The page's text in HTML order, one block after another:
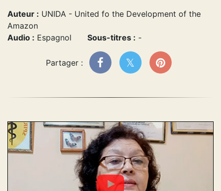
Auteur : UNIDA - United fo the Development of the
Amazon
Audio : Espagnol Sous-titres : -
Partager :